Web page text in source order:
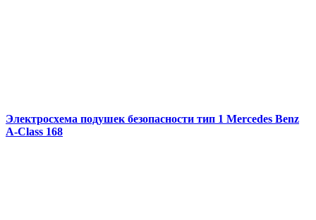
Электросхема подушек безопасности тип 1 Mercedes Benz
A-Class 168